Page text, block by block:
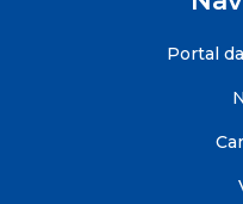
Portal